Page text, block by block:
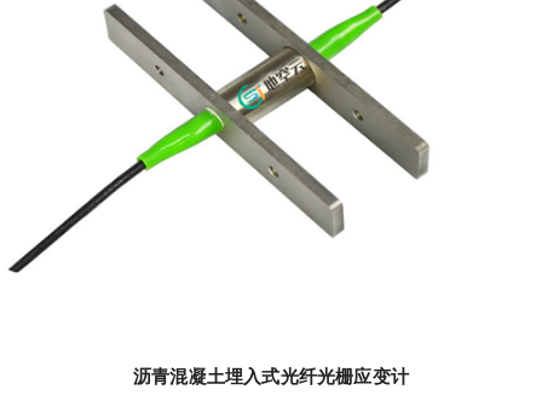
沥青混凝土埋入式光纤光栅应变计